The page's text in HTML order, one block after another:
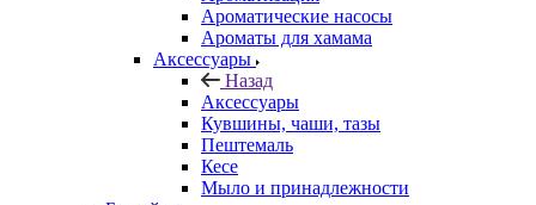
Ароматические насосы
Ароматы для хамама
Аксессуары
Назад
Аксессуары
Кувшины, чаши, тазы
Пештемаль
Кесе
Мыло и принадлежности